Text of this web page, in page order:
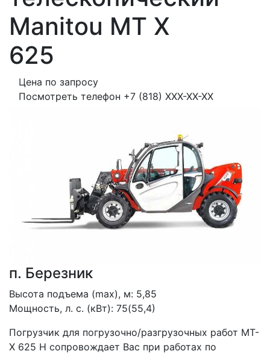
Manitou MT X
625
Цена по запросу
Посмотреть телефон +7 (818) XXX-XX-XX
п. Березник
Высота подъема (max), м: 5,85
Мощность, л. с. (кВт): 75(55,4)
Погрузчик для погрузочно/разгрузочных работ MT-
X 625 Н сопровождает Вас при работах по